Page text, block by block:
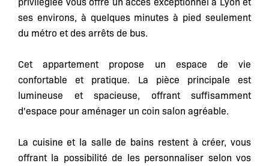
ses environs, à quelques minutes à pied seulement
du métro et des arrêts de bus.
Cet appartement propose un espace de vie
confortable et pratique. La pièce principale est
lumineuse et spacieuse, offrant suffisamment
d'espace pour aménager un coin salon agréable.
La cuisine et la salle de bains restent à créer, vous
offrant la possibilité de les personnaliser selon vos